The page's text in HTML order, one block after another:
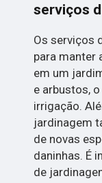
serviços
Os serviços
para manter
em um
e arbustos,
irrigação.
jardinagem
de novas
daninhas. É
de